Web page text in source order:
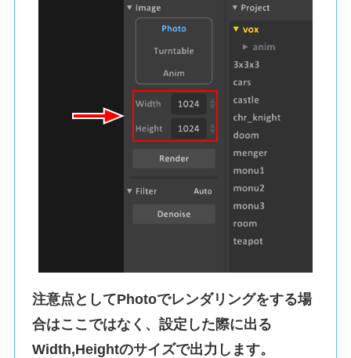
注意点としてPhotoでレンダリングをする場
合はここではなく、設定した際に出る
Width,Heightのサイズで出力します。